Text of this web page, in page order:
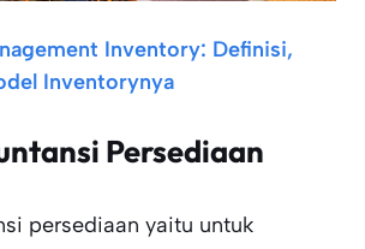
Inventory: Definisi,
Inventorynya
Persediaan
persediaan yaitu untuk